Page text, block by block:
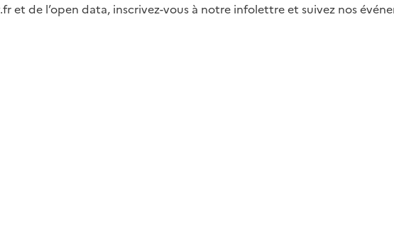
et de l’open data, inscrivez-vous à notre infolettre et suivez nos